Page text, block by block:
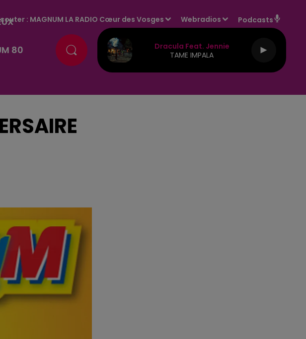
80
: MAGNUM LA RADIO Cœur des Vosges Webradios Podcasts
Dracula Feat. Jennie
TAME IMPALA